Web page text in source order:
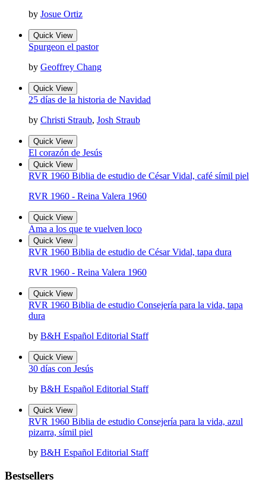
by Josue Ortiz
Quick View
Spurgeon el pastor
by Geoffrey Chang
Quick View
25 días de la historia de Navidad
by Christi Straub, Josh Straub
Quick View
El corazón de Jesús
Quick View
RVR 1960 Biblia de estudio de César Vidal, café símil piel
RVR 1960 - Reina Valera 1960
Quick View
Ama a los que te vuelven loco
Quick View
RVR 1960 Biblia de estudio de César Vidal, tapa dura
RVR 1960 - Reina Valera 1960
Quick View
RVR 1960 Biblia de estudio Consejería para la vida, tapa
dura
by B&H Español Editorial Staff
Quick View
30 días con Jesús
by B&H Español Editorial Staff
Quick View
RVR 1960 Biblia de estudio Consejería para la vida, azul
pizarra, símil piel
by B&H Español Editorial Staff
Bestsellers